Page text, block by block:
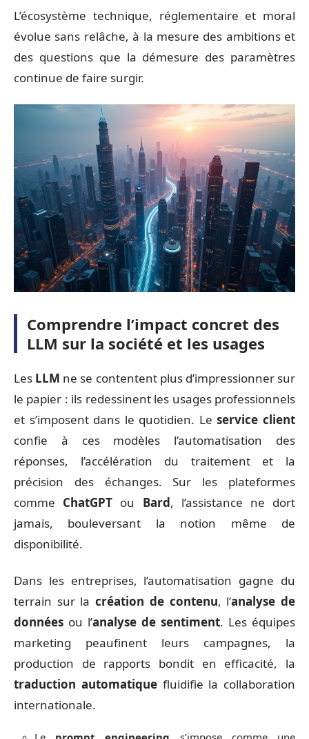
L’écosystème technique, réglementaire et moral
évolue sans relâche, à la mesure des ambitions et
des questions que la démesure des paramètres
continue de faire surgir.
Comprendre l’impact concret des
LLM sur la société et les usages
Les LLM ne se contentent plus d’impressionner sur
le papier : ils redessinent les usages professionnels
et s’imposent dans le quotidien. Leservice client
confie à ces modèles l’automatisation des
réponses, l’accélération du traitement et la
précision des échanges. Sur les plateformes
comme ChatGPT ou Bard, l’assistance ne dort
jamais, bouleversant la notion même de
disponibilité.
Dans les entreprises, l’automatisation gagne du
terrain sur lacréation de contenu, l’analyse de
données ou l’analyse de sentiment. Les équipes
marketing peaufinent leurs campagnes, la
production de rapports bondit en efficacité, la
traduction automatiquefluidifie la collaboration
internationale.